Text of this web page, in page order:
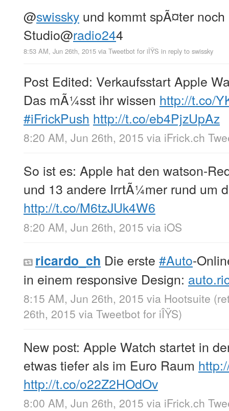
@swissky und kommt spÃ¤ter
Studio@radio244
8:53 AM, Jun 26th, 2015 via Tweetbot for iÎŸS in reply to swissky
Post Edited: Verkaufsstart Apple
Das mÃ¼sst ihr wissen http://t.co/
#iFrickPush http://t.co/eb4PjzUpAz
8:20 AM, Jun 26th, 2015 via iFrick.ch
So ist es: Apple hat den watson-
und 13 andere IrrtÃ¼mer rund um
http://t.co/M6tzJUk4W6
8:20 AM, Jun 26th, 2015 via iOS
ricardo_ch Die erste #Auto-
in einem responsive Design:
8:15 AM, Jun 26th, 2015 via Hootsuite
26th, 2015 via Tweetbot for iÎŸS)
New post: Apple Watch startet in
etwas tiefer als im Euro Raum
http://t.co/o22Z2HOdOv
8:00 AM, Jun 26th, 2015 via iFrick.ch